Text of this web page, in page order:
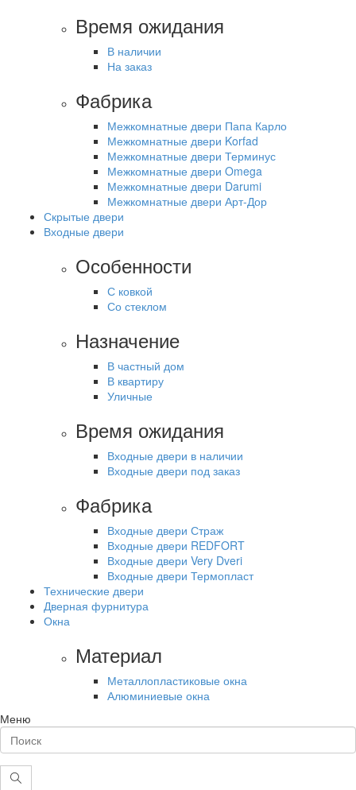
Время ожидания
В наличии
На заказ
Фабрика
Межкомнатные двери Папа Карло
Межкомнатные двери Korfad
Межкомнатные двери Терминус
Межкомнатные двери Omega
Межкомнатные двери Darumi
Межкомнатные двери Арт-Дор
Скрытые двери
Входные двери
Особенности
С ковкой
Со стеклом
Назначение
В частный дом
В квартиру
Уличные
Время ожидания
Входные двери в наличии
Входные двери под заказ
Фабрика
Входные двери Страж
Входные двери REDFORT
Входные двери Very Dveri
Входные двери Термопласт
Технические двери
Дверная фурнитура
Окна
Материал
Металлопластиковые окна
Алюминиевые окна
Меню